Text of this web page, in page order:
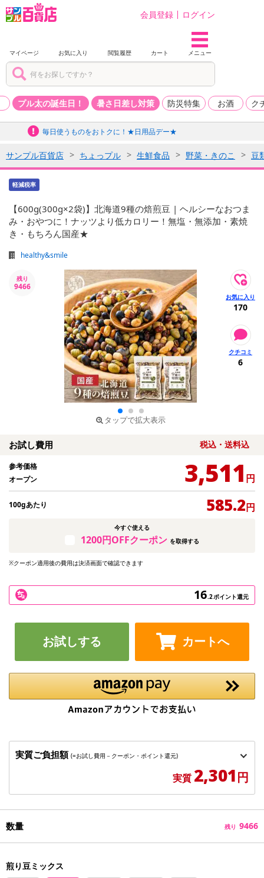
会員登録 ログイン
マイページ お気に入り 閲覧履歴 カート メニュー
プル太の誕生日！ 暑さ日差し対策 防災特集 お酒 ク
毎日使うものをおトクに！★日用品デー★
サンプル百貨店 ちょっプル 生鮮食品 野菜・きのこ 豆
軽減税率
【600g(300g×2袋)】北海道9種の焙煎豆 | ヘルシーなおつま
み・おやつに！ナッツより低カロリー！無塩・無添加・素焼
き・もちろん国産★
healthy&smile
残り
9466
タップで拡大表示
170
6
お試し費用 税込・送料込
参考価格
オープン
3,511 円
100gあたり 585.2円
今すぐ使える
1200円OFFクーポン を取得する
※クーポン適用後の費用は決済画面で確認できます
16.2ポイント還元
お試しする カートへ
実質ご負担額 (=お試し費用－クーポン・ポイント還元)
実質 2,301円
数量 残り 9466
煎り豆ミックス